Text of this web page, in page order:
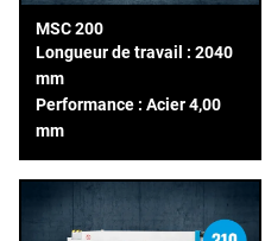
MSC 200
Longueur de travail : 2040
mm
Performance : Acier 4,00
mm